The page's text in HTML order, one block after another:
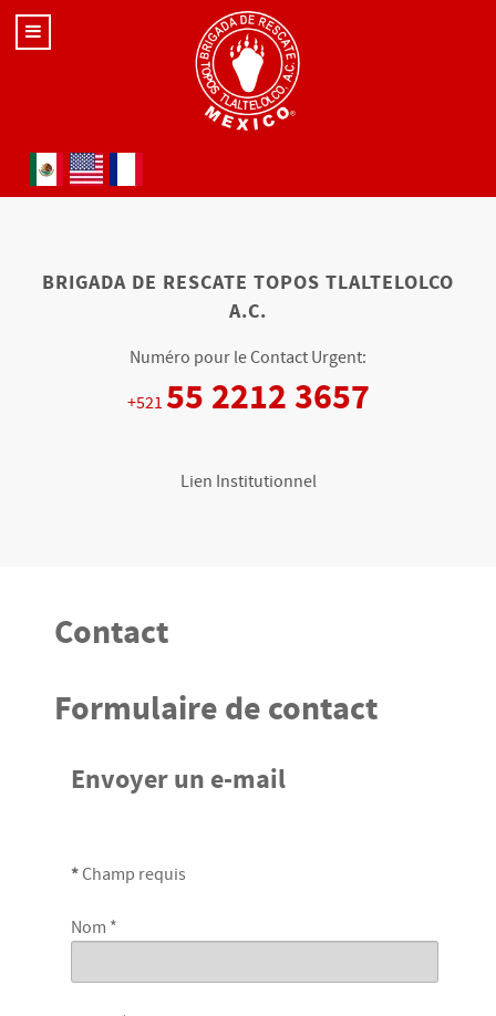
Sélectionnez votre langue
BRIGADA DE RESCATE TOPOS TLALTELOLCO
A.C.
Numéro pour le Contact Urgent:
+521 55 2212 3657
Lien Institutionnel
Contact
Formulaire de contact
Envoyer un e-mail
* Champ requis
Nom *